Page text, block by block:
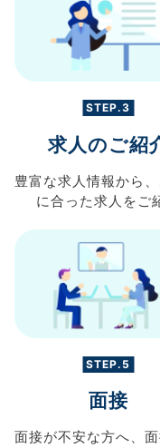
STEP.3
求人のご紹
豊富な求人情報から、
に合った求人を ご
STEP.5
面接
面接が不安な方へ、